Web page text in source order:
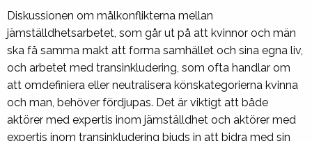
Diskussionen om målkonflikterna mellan
jämställdhetsarbetet, som går ut på att kvinnor och män
ska få samma makt att forma samhället och sina egna liv,
och arbetet med transinkludering, som ofta handlar om
att omdefiniera eller neutralisera könskategorierna kvinna
och man, behöver fördjupas. Det är viktigt att både
aktörer med expertis inom jämställdhet och aktörer med
expertis inom transinkludering bjuds in att bidra med sin